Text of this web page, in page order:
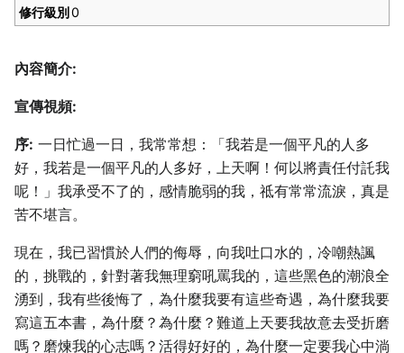
修行級別0
內容簡介:
宣傳視頻:
序: 一日忙過一日，我常常想：「我若是一個平凡的人多
好，我若是一個平凡的人多好，上天啊！何以將責任付託我
呢！」我承受不了的，感情脆弱的我，祗有常常流淚，真是
苦不堪言。
現在，我已習慣於人們的侮辱，向我吐口水的，冷嘲熱諷
的，挑戰的，針對著我無理窮吼罵我的，這些黑色的潮浪全
湧到，我有些後悔了，為什麼我要有這些奇遇，為什麼我要
寫這五本書，為什麼？為什麼？難道上天要我故意去受折磨
嗎？磨煉我的心志嗎？活得好好的，為什麼一定要我心中淌